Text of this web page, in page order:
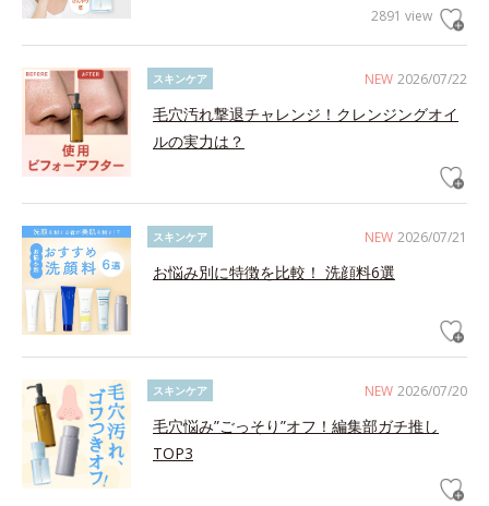
2891 view
NEW 2026/07/22
スキンケア
毛穴汚れ撃退チャレンジ！クレンジングオイ
ルの実力は？
NEW 2026/07/21
スキンケア
お悩み別に特徴を比較！ 洗顔料6選
NEW 2026/07/20
スキンケア
毛穴悩み”ごっそり”オフ！編集部ガチ推し
TOP3